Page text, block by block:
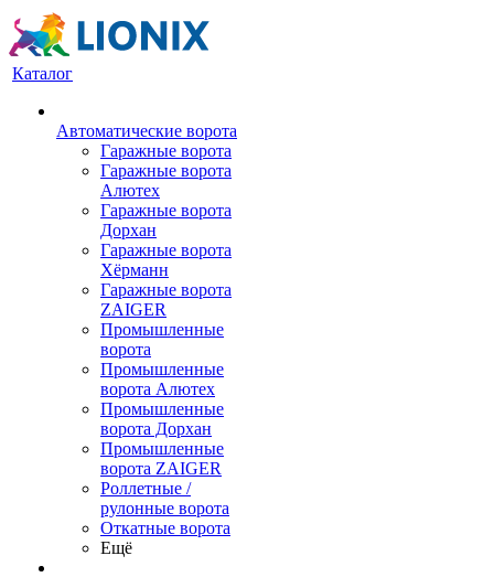
Каталог
Автоматические ворота
Гаражные ворота
Гаражные ворота
Алютех
Гаражные ворота
Дорхан
Гаражные ворота
Хёрманн
Гаражные ворота
ZAIGER
Промышленные
ворота
Промышленные
ворота Алютех
Промышленные
ворота Дорхан
Промышленные
ворота ZAIGER
Роллетные /
рулонные ворота
Откатные ворота
Ещё